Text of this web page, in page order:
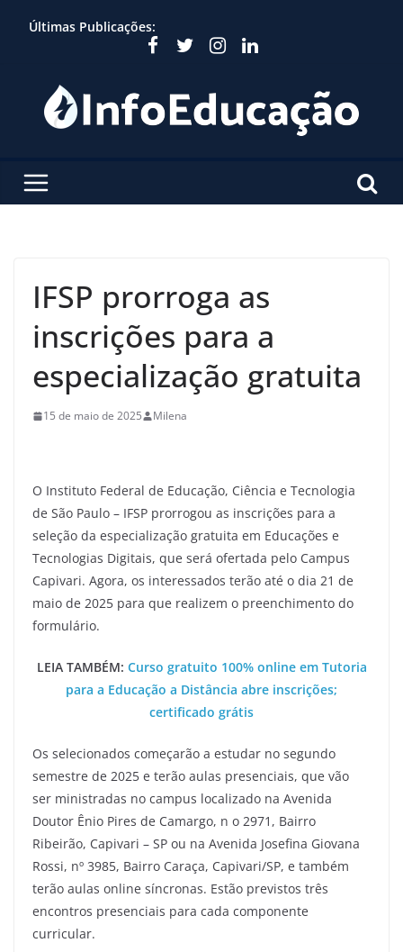
Últimas Publicações:
IFSP prorroga as
inscrições para a
especialização gratuita
15 de maio de 2025 Milena
O Instituto Federal de Educação, Ciência e Tecnologia
de São Paulo – IFSP prorrogou as inscrições para a
seleção da especialização gratuita em Educações e
Tecnologias Digitais, que será ofertada pelo Campus
Capivari. Agora, os interessados terão até o dia 21 de
maio de 2025 para que realizem o preenchimento do
formulário.
LEIA TAMBÉM: Curso gratuito 100% online em Tutoria
para a Educação a Distância abre inscrições;
certificado grátis
Os selecionados começarão a estudar no segundo
semestre de 2025 e terão aulas presenciais, que vão
ser ministradas no campus localizado na Avenida
Doutor Ênio Pires de Camargo, n o 2971, Bairro
Ribeirão, Capivari – SP ou na Avenida Josefina Giovana
Rossi, nº 3985, Bairro Caraça, Capivari/SP, e também
terão aulas online síncronas. Estão previstos três
encontros presenciais para cada componente
curricular.